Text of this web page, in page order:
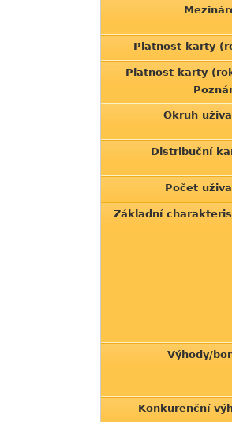
Platnost karty
Platnost karty
Okruh
Distribuční
Počet
Základní
Výhody/
Konkurenční